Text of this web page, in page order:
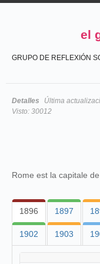
el
GRUPO DE REFLEXIÓN
Detalles Última
Visto: 30012
Rome est la capitale
1896 1897
1902 1903